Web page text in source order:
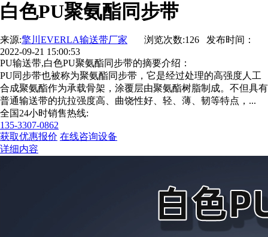
白色PU聚氨酯同步带
来源:擎川EVERLA输送带厂家 浏览次数:126 发布时间：
2022-09-21 15:00:53
PU输送带,白色PU聚氨酯同步带的摘要介绍：
PU同步带也被称为聚氨酯同步带，它是经过处理的高强度人工
合成聚氨酯作为承载骨架，涂覆层由聚氨酯树脂制成。不但具有
普通输送带的抗拉强度高、曲饶性好、轻、薄、韧等特点，...
全国24小时销售热线:
135-3307-0862
获取优惠报价 在线咨询设备
详细内容